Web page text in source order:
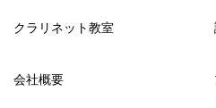
クラリネット教室
会社概要